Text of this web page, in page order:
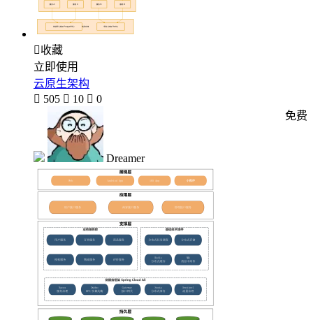
收藏
立即使用
云原生架构
 505  10  0
Dreamer
免费